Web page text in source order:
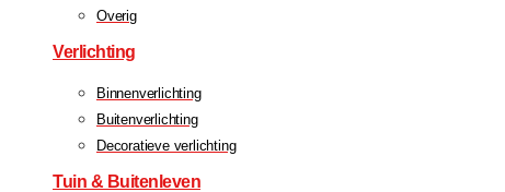
Overig
Verlichting
Binnenverlichting
Buitenverlichting
Decoratieve verlichting
Tuin & Buitenleven